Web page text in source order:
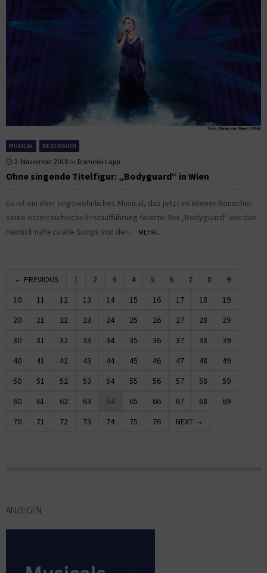
MUSICAL REZENSION
2. November 2018 by Dominik Lapp
Ohne singende Titelfigur: „Bodyguard“ in Wien
Es ist ein eher ungewöhnliches Musical, das jetzt im Wiener Ronacher
seine österreichische Erstaufführung feierte: Bei „Bodyguard“ werden
nämlich nahezu alle Songs von der...
MEHR...
← PREVIOUS 1 2 3 4 5 6 7 8
9
10
11 12 13 14 15 16 17 18
19
20
21 22 23 24 25 26 27 28
29
30
31 32 33 34 35 36 37 38
39
40
41 42 43 44 45 46 47 48
49
50
51 52 53 54 55 56 57 58
59
60
61 62 63 64 65 66 67 68
69
70
71 72 73 74 75 76 NEXT →
ANZEIGEN